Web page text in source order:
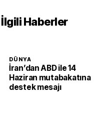
İlgili Haberler
DÜNYA
İran’dan ABD ile 14
Haziran mutabakatına
destek mesajı